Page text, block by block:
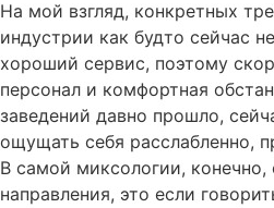
На мой взгляд, конкретных
индустрии как будто сейчас
хороший сервис, поэтому
персонал и комфортная
заведений давно прошло,
ощущать себя расслабленно,
В самой миксологии, конечно,
направления, это если